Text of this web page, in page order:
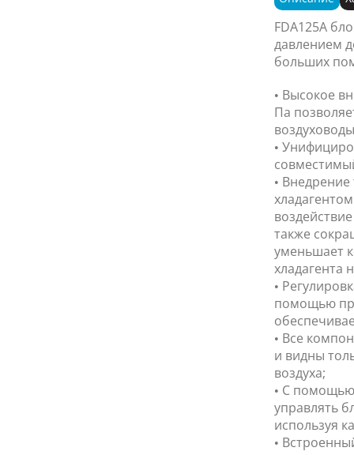
FDA125A
давлением
больших
• Высокое
Па
•
•
также
уменьшает
хладагента
•
помощью
• Все
и видны
воздуха;
• С
управлять
используя
•